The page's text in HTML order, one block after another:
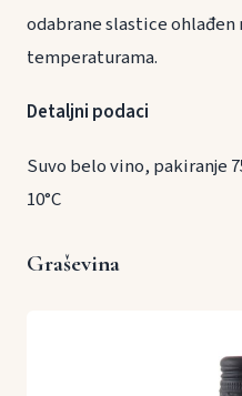
odabrane slastice ohlađen
temperaturama.
Detaljni podaci
Suvo belo vino, pakiranje
10°C
Graševina